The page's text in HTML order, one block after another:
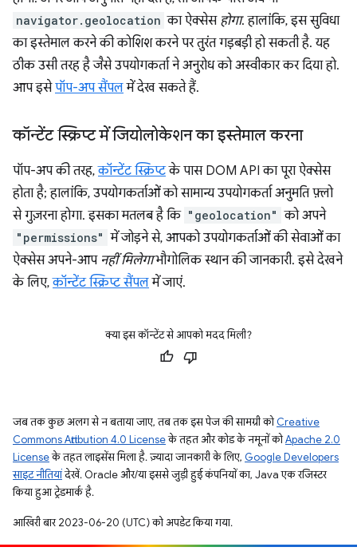
navigator.geolocation का ऐक्सेस होगा. हालांकि, इस सुविधा
का इस्तेमाल करने की कोशिश करने पर तुरंत गड़बड़ी हो सकती है. यह
ठीक उसी तरह है जैसे उपयोगकर्ता ने अनुरोध को अस्वीकार कर दिया हो.
आप इसेपॉप-अप सैंपलमें देख सकते हैं.
कॉन्टेंट स्क्रिप्ट में जियोलोकेशन का इस्तेमाल करना
पॉप-अप की तरह,कॉन्टेंट स्क्रिप्टके पास DOM API का पूरा ऐक्सेस
होता है; हालांकि, उपयोगकर्ताओं को सामान्य उपयोगकर्ता अनुमति फ़्लो
से गुज़रना होगा. इसका मतलब है कि "geolocation" को अपने
"permissions" में जोड़ने से, आपको उपयोगकर्ताओं की सेवाओं का
ऐक्सेस अपने-आप नहीं मिलेगाभौगोलिक स्थान की जानकारी. इसे देखने
के लिए,कॉन्टेंट स्क्रिप्ट सैंपलमें जाएं.
क्या इस कॉन्टेंट से आपको मदद मिली?
जब तक कुछ अलग से न बताया जाए, तब तक इस पेज की सामग्री कोCreative
Commons Attribution 4.0 Licenseके तहत और कोड के नमूनों कोApache 2.0
Licenseके तहत लाइसेंस मिला है. ज़्यादा जानकारी के लिए, Google Developers
साइट नीतियांदेखें. Oracle और/या इससे जुड़ी हुई कंपनियों का, Java एक रजिस्टर
किया हुआ ट्रेडमार्क है.
आखिरी बार 2023-06-20 (UTC) को अपडेट किया गया.